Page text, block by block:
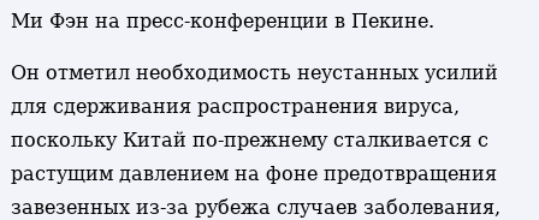
Ми Фэн на пресс-конференции в Пекине.
Он отметил необходимость неустанных усилий
для сдерживания распространения вируса,
поскольку Китай по-прежнему сталкивается с
растущим давлением на фоне предотвращения
завезенных из-за рубежа случаев заболевания,